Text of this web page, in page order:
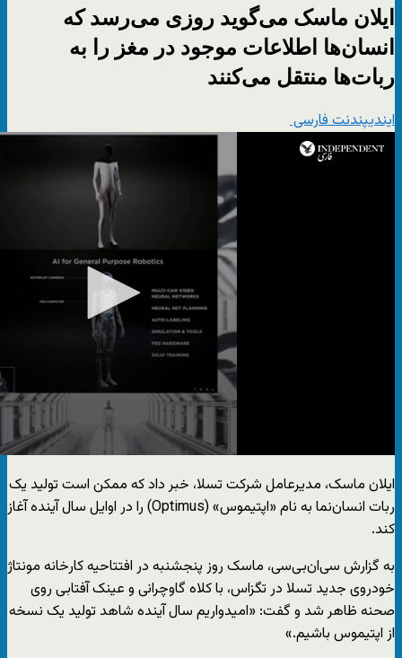
ایلان ماسک می‌گوید روزی می‌رسد که
انسان‌ها اطلاعات موجود در مغز را به
ربات‌ها منتقل می‌کنند
ایندیپندنت فارسی
ایلان ماسک، مدیرعامل شرکت تسلا، خبر داد که ممکن است تولید یک
ربات انسان‌نما به نام «اپتیموس» (Optimus) را در اوایل سال آینده آغاز
کند.
به گزارش سی‌ان‌بی‌سی، ماسک روز پنجشنبه در افتتاحیه کارخانه مونتاژ
خودروی جدید تسلا در تگزاس، با کلاه گاوچرانی و عینک آفتابی روی
صحنه ظاهر شد و گفت: «امیدواریم سال آینده شاهد تولید یک نسخه
از اپتیموس باشیم.»